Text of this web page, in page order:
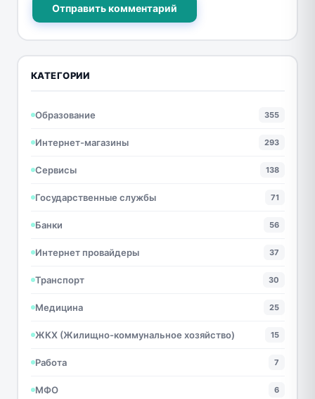
Отправить комментарий
КАТЕГОРИИ
Образование 355
Интернет-магазины 293
Сервисы 138
Государственные службы 71
Банки 56
Интернет провайдеры 37
Транспорт 30
Медицина 25
ЖКХ (Жилищно-коммунальное хозяйство) 15
Работа 7
МФО 6